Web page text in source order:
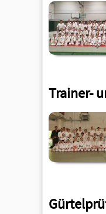
Trainer-